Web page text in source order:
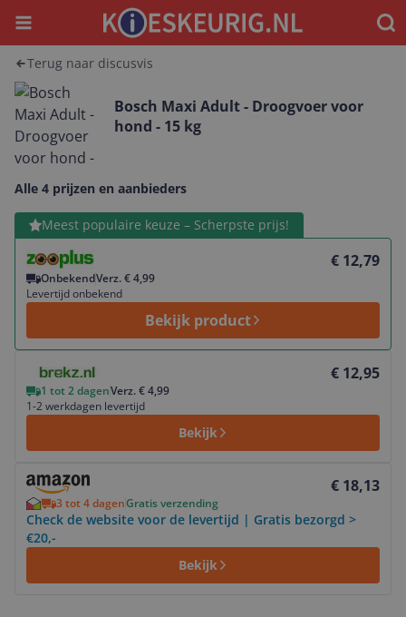
Menu
Terug naar discusvis
Bosch Maxi Adult - Droogvoer voor
hond - 15 kg
Alle 4 prijzen en aanbieders
Meest populaire keuze – Scherpste prijs!
€ 12,79
OnbekendVerz. € 4,99
Levertijd onbekend
Bekijk product
Bekijk product
€ 12,95
1 tot 2 dagenVerz. € 4,99
1-2 werkdagen levertijd
Bekijk
€ 18,13
3 tot 4 dagenGratis verzending
Check de website voor de levertijd | Gratis bezorgd >
€20,-
Bekijk
Bekijk product